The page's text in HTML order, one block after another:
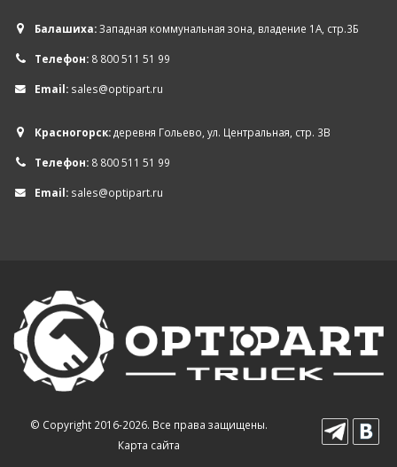
Балашиха:Западная коммунальная зона, владение 1А, стр.3Б
Телефон: 8 800 511 51 99
Email: sales@optipart.ru
Красногорск:деревня Гольево, ул. Центральная, стр. 3В
Телефон: 8 800 511 51 99
Email: sales@optipart.ru
© Copyright 2016-2026. Все права защищены.
Карта сайта